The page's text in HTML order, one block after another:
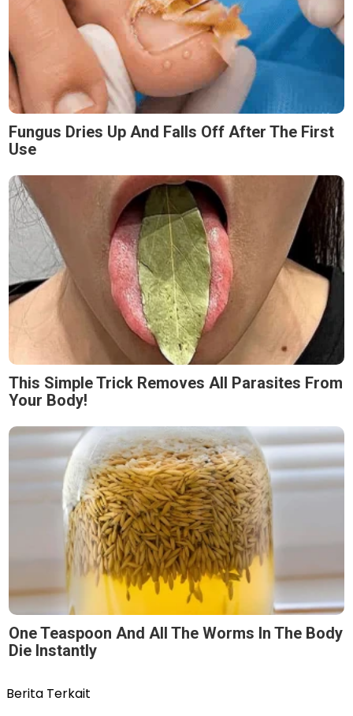
Fungus Dries Up And Falls Off After The First
Use
This Simple Trick Removes All Parasites From
Your Body!
One Teaspoon And All The Worms In The Body
Die Instantly
Berita Terkait